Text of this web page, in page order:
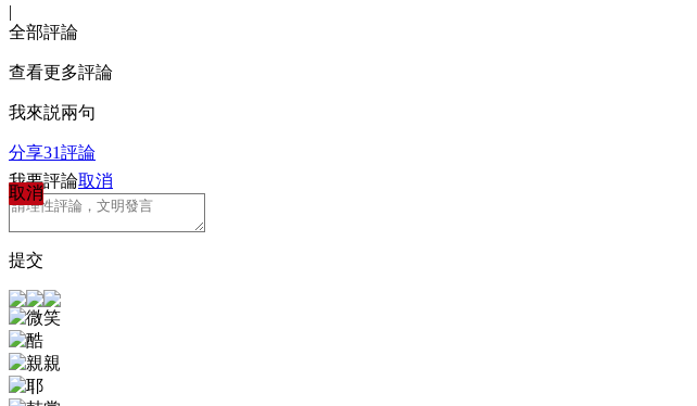
|
全部評論
查看更多評論
我來説兩句
分享31評論
取消
我要評論取消
提交